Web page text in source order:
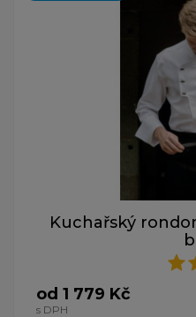
Kuchařský
od 1 779 Kč
s DPH